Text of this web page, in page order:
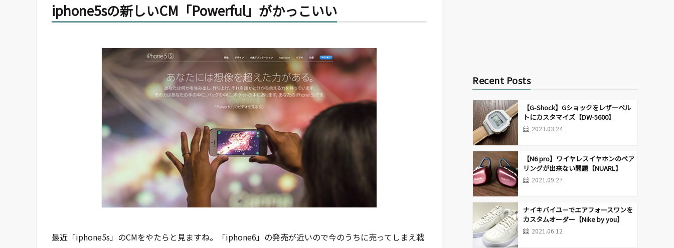
iphone5sの新しいCM「Powerful」がかっこいい
最近「iphone5s」のCMをやたらと見ますね。「iphone6」の発売が近いので今のうちに売ってしまえ戦
Recent Posts
【G-Shock】Gショックをレザーベル
トにカスタマイズ【DW-5600】
2023.03.24
【N6 pro】ワイヤレスイヤホンのペア
リングが出来ない問題【NUARL】
2021.09.27
ナイキバイユーでエアフォースワンを
カスタムオーダー【Nike by you】
2021.06.12